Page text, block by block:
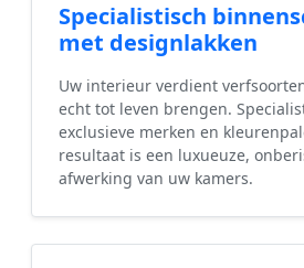
Specialistisch
met designlakken
Uw interieur verdient
echt tot leven brengen.
exclusieve merken en
resultaat is een luxueuze,
afwerking van uw kamers.